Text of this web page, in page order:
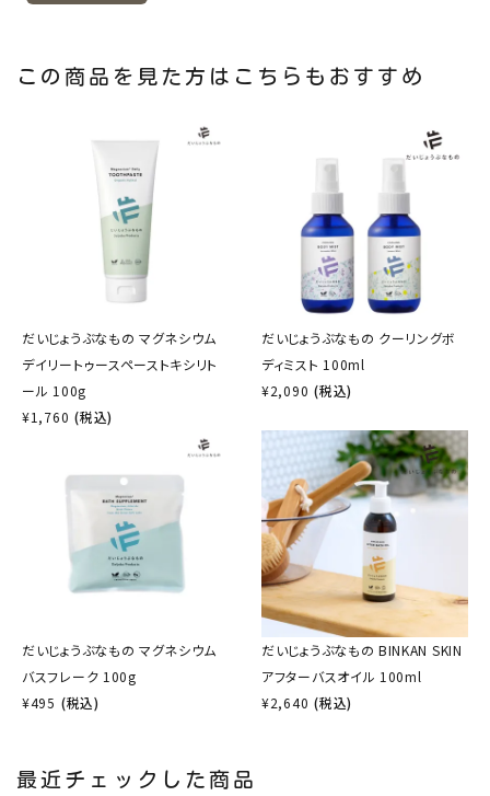
この商品を見た方はこちらもおすすめ
だいじょうぶなもの マグネシウム
デイリートゥースペーストキシリト
ール 100g
¥1,760 (税込)
だいじょうぶなもの クーリングボ
ディミスト 100ml
¥2,090 (税込)
だいじょうぶなもの マグネシウム
バスフレーク 100g
¥495 (税込)
だいじょうぶなもの BINKAN SKIN
アフターバスオイル 100ml
¥2,640 (税込)
最近チェックした商品